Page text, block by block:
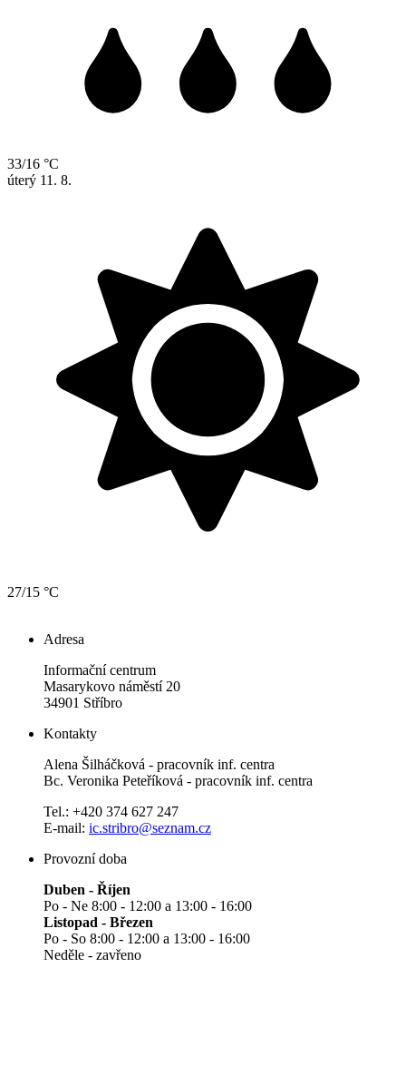
33/16 °C
úterý 11. 8.
27/15 °C
Adresa
Informační centrum
Masarykovo náměstí 20
34901 Stříbro
Kontakty
Alena Šilháčková - pracovník inf. centra
Bc. Veronika Peteříková - pracovník inf. centra
Tel.: +420 374 627 247
E-mail: ic.stribro@seznam.cz
Provozní doba
Duben - Říjen
Po - Ne 8:00 - 12:00 a 13:00 - 16:00
Listopad - Březen
Po - So 8:00 - 12:00 a 13:00 - 16:00
Neděle - zavřeno